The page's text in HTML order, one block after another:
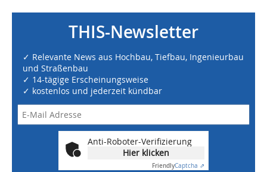
THIS-Newsletter
✓ Relevante News aus Hochbau, Tiefbau, Ingenieurbau
und Straßenbau
✓ 14-tägige Erscheinungsweise
✓ kostenlos und jederzeit kündbar
Anti-Roboter-Verifizierung
Hier klicken
FriendlyCaptcha ⇗